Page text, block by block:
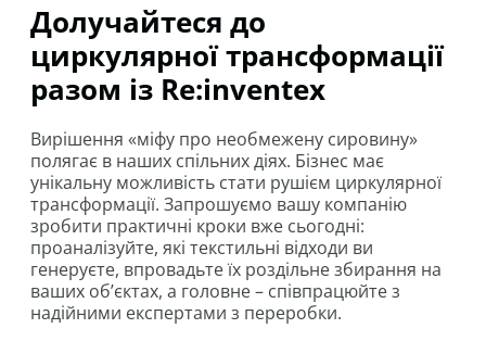
Долучайтеся до
циркулярної трансформації
разом із Re:inventex
Вирішення «міфу про необмежену сировину»
полягає в наших спільних діях. Бізнес має
унікальну можливість стати рушієм циркулярної
трансформації. Запрошуємо вашу компанію
зробити практичні кроки вже сьогодні:
проаналізуйте, які текстильні відходи ви
генеруєте, впровадьте їх роздільне збирання на
ваших об’єктах, а головне – співпрацюйте з
надійними експертами з переробки.